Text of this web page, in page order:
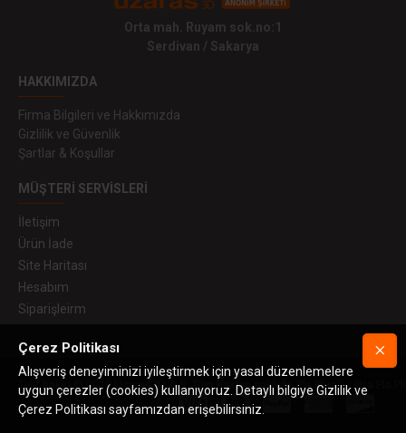
Orta mah. Ruyam sok.no:1
Serdivan / Sakarya
HAKKIMIZDA
Firma Bilgileri ve Hakkımızda
Gizlilik ve Güvenlik
Şartlar & Koşullar
MÜŞTERI SERVISLERI
İletişim
Ürün İade
Site Haritası
Hesabım
Siparişleirm
Telif hakkı © 2019 Uzaras3D A.Ş. Tüm hakları saklıdır. Pla Plus™, Ultra
Çerez Politikası
Alışveriş deneyiminizi iyileştirmek için yasal düzenlemelere
uygun çerezler (cookies) kullanıyoruz. Detaylı bilgiye Gizlilik ve
Çerez Politikası sayfamızdan erişebilirsiniz.